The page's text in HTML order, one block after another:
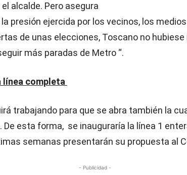
alcalde. Pero asegura
la presión ejercida por los vecinos, los
de unas elecciones, Toscano no
más paradas de Metro “.
línea completa
trabajando para que se abra también la
De esta forma, se inauguraría la línea 1
semanas presentarán su propuesta al
- Publicidad -